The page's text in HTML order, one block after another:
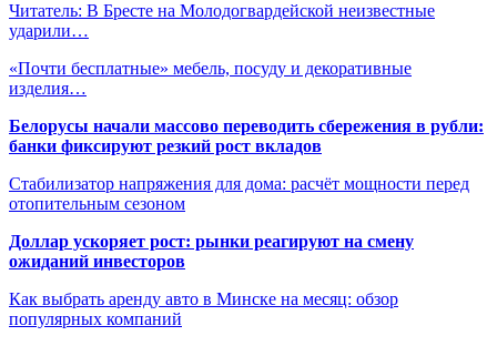
Читатель: В Бресте на Молодогвардейской неизвестные
ударили…
«Почти бесплатные» мебель, посуду и декоративные
изделия…
Белорусы начали массово переводить сбережения в рубли:
банки фиксируют резкий рост вкладов
Стабилизатор напряжения для дома: расчёт мощности перед
отопительным сезоном
Доллар ускоряет рост: рынки реагируют на смену
ожиданий инвесторов
Как выбрать аренду авто в Минске на месяц: обзор
популярных компаний